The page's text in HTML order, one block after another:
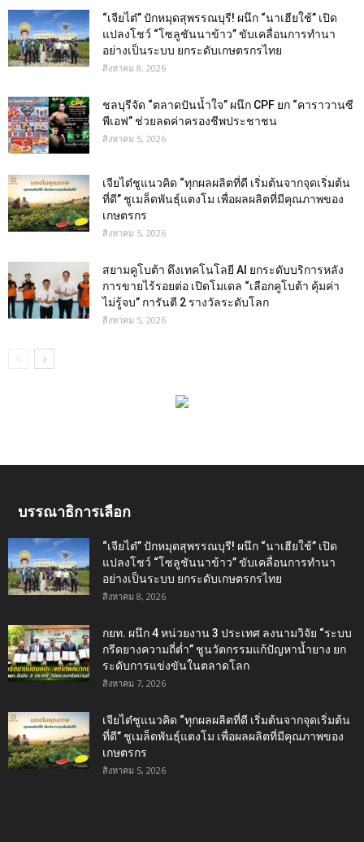
“เจียไต๋” ปักหมุดสุพรรณบุรี! ผนึก “นาเฮียใช้” เปิด
แปลงโชว์ “โซลูชันนาข้าว” ขับเคลื่อนการทำนา
อย่างเป็นระบบ ยกระดับเกษตรกรไทย
สิงหาคม 8, 2026
ชลบุรีจัด “ตลาดปันน้ำใจ” ผนึก CPF ยก “คาราวานซี
พีเอฟ” ช่วยลดค่าครองชีพประชาชน
สิงหาคม 5, 2026
เจียไต๋ชูแนวคิด “ทุกผลผลิตที่ดี เริ่มต้นจากจุดเริ่มต้น
ที่ดี” ชูเมล็ดพันธุ์แตงโม เพื่อผลผลิตที่มีคุณภาพของ
เกษตรกร
สิงหาคม 5, 2026
สยามคูโบต้า ดึงเทคโนโลยี AI ยกระดับบริการหลัง
การขายไร้รอยต่อ เปิดโมเดล “เลือกคูโบต้า คุ้มค่า
ไม่รู้จบ” การันตี 2 รางวัลระดับโลก
สิงหาคม 5, 2026
บรรณาธิการเลือก
“เจียไต๋” ปักหมุดสุพรรณบุรี! ผนึก “นาเฮียใช้” เปิด
แปลงโชว์ “โซลูชันนาข้าว” ขับเคลื่อนการทำนา
อย่างเป็นระบบ ยกระดับเกษตรกรไทย
สิงหาคม 8, 2026
กยท. ผนึก 4 หน่วยงาน 3 ประเทศ ลงนามวิจัย “ระบบ
กรีดยางความถี่ต่ำ” ชูนวัตกรรมแก้ปัญหาน้ำยาง ยก
ระดับการแข่งขันในตลาดโลก
สิงหาคม 7, 2026
เจียไต๋ชูแนวคิด “ทุกผลผลิตที่ดี เริ่มต้นจากจุดเริ่มต้น
ที่ดี” ชูเมล็ดพันธุ์แตงโม เพื่อผลผลิตที่มีคุณภาพของ
เกษตรกร
สิงหาคม 5, 2026